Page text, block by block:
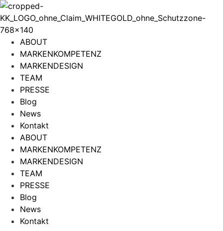
Zum
Inhalt
wechseln
ABOUT
MARKENKOMPETENZ
MARKENDESIGN
TEAM
PRESSE
Blog
News
Kontakt
ABOUT
MARKENKOMPETENZ
MARKENDESIGN
TEAM
PRESSE
Blog
News
Kontakt